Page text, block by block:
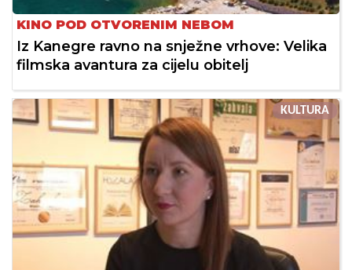
KINO POD OTVORENIM NEBOM
Iz Kanegre ravno na snježne vrhove: Velika
filmska avantura za cijelu obitelj
KULTURA